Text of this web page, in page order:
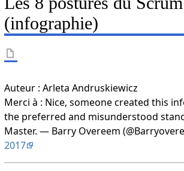
(infographie)
Auteur : Arleta Andruskiewicz
Merci à : Nice, someone created this
the preferred and misunderstood
Master. — Barry Overeem
2017